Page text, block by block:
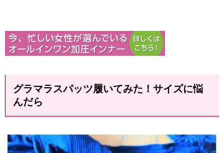
グラマラスパッツ履いてみた！サイズに悩
んだら